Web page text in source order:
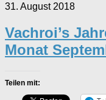
31. August 2018
Vachroi’s
Monat
Teilen mit: